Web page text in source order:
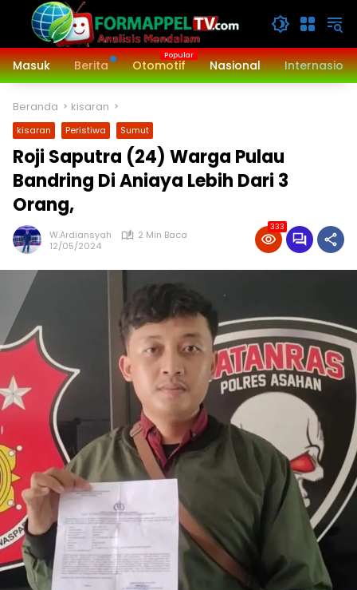
Langsung
konten
Masuk
Berita Otomotif Nasional
Beranda kisaran
kisaran Peristiwa Sumut
Roji Saputra (24) Warga Pulau
Bandring Di Aniaya Lebih Dari 3
Orang,
W.Ardiansyah
2 Min Baca
12/05/2024
333